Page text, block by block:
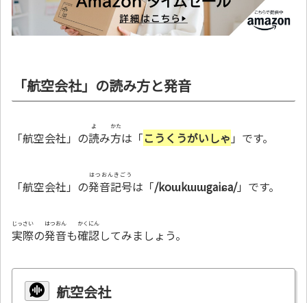
「航空会社」の読み方と発音
「航空会社」の読
よ
み方
かた
は「こうくうがいしゃ 」です。
「航空会社」の発音記号
はつおんきごう
は「/koɯkɯɯgaiɕa/」です。
実際
じっさい
の発音
はつおん
も確認
かくにん
してみましょう。
航空会社